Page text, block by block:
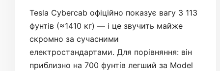
Tesla Cybercab офіційно показує вагу 3 113
фунтів (≈1410 кг) — і це звучить майже
скромно за сучасними
електростандартами. Для порівняння: він
приблизно на 700 фунтів легший за Model